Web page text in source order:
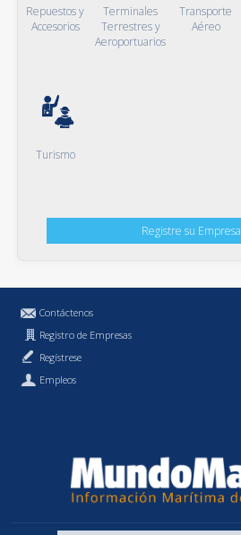
Repuestos y
Accesorios
Terminales
Terrestres y
Aeroportuarios
Transporte
Aéreo
Turismo
Registre su Empresa
Contáctenos
Registro de Empresas
Regístrese
Empleos